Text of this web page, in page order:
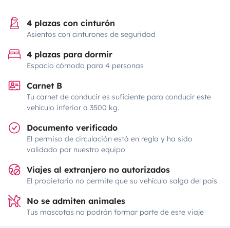
4 plazas con cinturón
Asientos con cinturones de seguridad
4 plazas para dormir
Espacio cómodo para 4 personas
Carnet B
Tu carnet de conducir es suficiente para conducir este
vehículo inferior a 3500 kg.
Documento verificado
El permiso de circulación está en regla y ha sido
validado por nuestro equipo
Viajes al extranjero no autorizados
El propietario no permite que su vehículo salga del país
No se admiten animales
Tus mascotas no podrán formar parte de este viaje